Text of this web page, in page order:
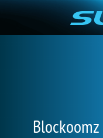
Blockoomz